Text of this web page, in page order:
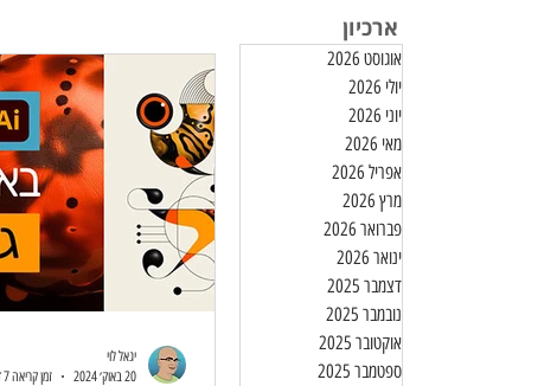
עריכת וידאו חינמיים
יגאל לוי
20 באוק׳ 2024
זמן קריאה 7 דקות
ארכיון
אוגוסט 2026
יולי 2026
יוני 2026
מאי 2026
אפריל 2026
מרץ 2026
פברואר 2026
ינואר 2026
דצמבר 2025
נובמבר 2025
אוקטובר 2025
ספטמבר 2025